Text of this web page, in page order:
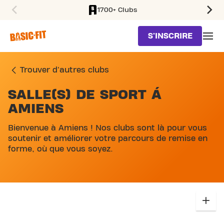
1700+ Clubs
S'INSCRIRE
Trouver d'autres clubs
SKIP MAP LIST
SALLE(S) DE SPORT Á
AMIENS
Bienvenue à Amiens ! Nos clubs sont là pour vous
soutenir et améliorer votre parcours de remise en
forme, où que vous soyez.